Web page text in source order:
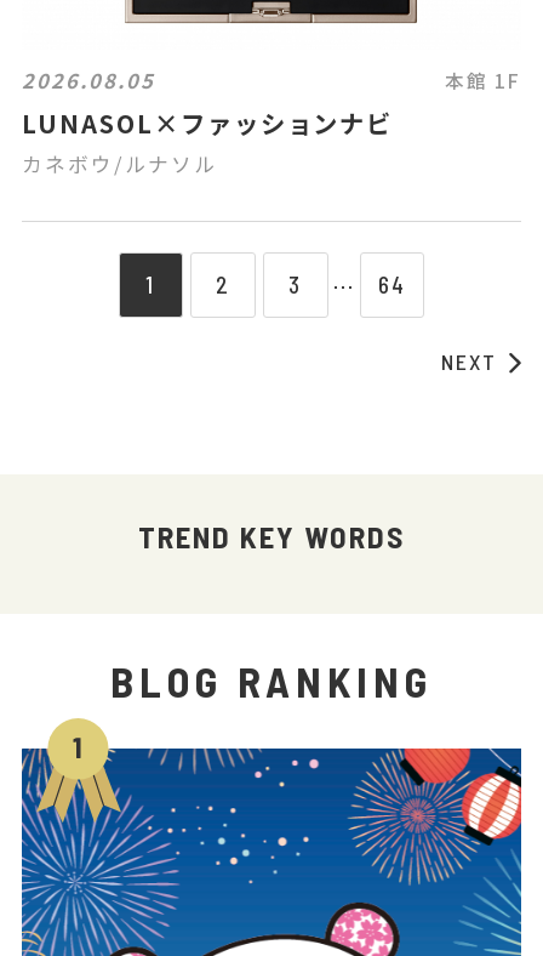
2026.08.05 本館 1F
LUNASOL×ファッションナビ
カネボウ/ルナソル
1 2 3 ⋯ 64
NEXT
TREND KEY WORDS
BLOG RANKING